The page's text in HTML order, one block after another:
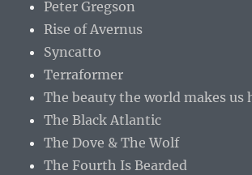
Peter Gregson
Rise of Avernus
Syncatto
Terraformer
The beauty the world makes us
The Black Atlantic
The Dove & The Wolf
The Fourth Is Bearded